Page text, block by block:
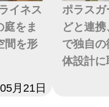
イネス
をま
間を形
月21日
ポラス
どと連
で独自
体設計に